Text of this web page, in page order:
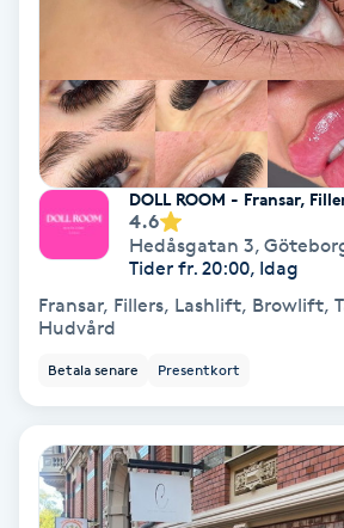
Svensk massage
Svettbehandling
Tuina-massage
Taktil massage
Tandläkare
DOLL ROOM - Fransar,
4.6
Hedåsgatan 3,
Tider fr. 20:00, Idag
Fransar, Fillers, Lashlift, Browlift,
Hudvård
Betala senare Presentkort